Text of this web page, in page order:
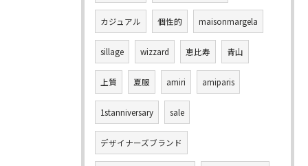
カジュアル 個性的 maisonmargela
sillage wizzard 恵比寿 青山
上質 夏服 amiri amiparis
1stanniversary sale
デザイナーズブランド